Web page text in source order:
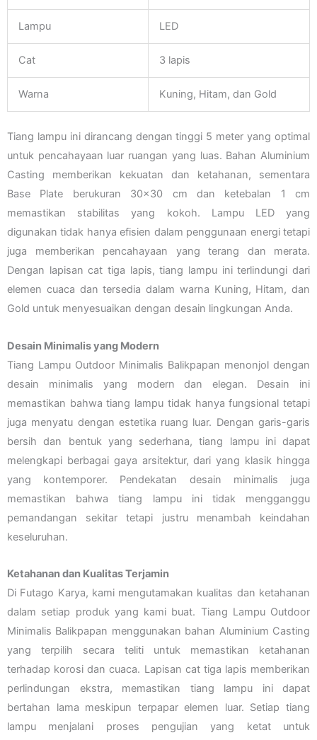
Lampu LED
Cat 3 lapis
Warna Kuning, Hitam, dan Gold
Tiang lampu ini dirancang dengan tinggi 5 meter yang optimal
untuk pencahayaan luar ruangan yang luas. Bahan Aluminium
Casting memberikan kekuatan dan ketahanan, sementara
Base Plate berukuran 30×30 cm dan ketebalan 1 cm
memastikan stabilitas yang kokoh. Lampu LED yang
digunakan tidak hanya efisien dalam penggunaan energi tetapi
juga memberikan pencahayaan yang terang dan merata.
Dengan lapisan cat tiga lapis, tiang lampu ini terlindungi dari
elemen cuaca dan tersedia dalam warna Kuning, Hitam, dan
Gold untuk menyesuaikan dengan desain lingkungan Anda.
Desain Minimalis yang Modern
Tiang Lampu Outdoor Minimalis Balikpapan menonjol dengan
desain minimalis yang modern dan elegan. Desain ini
memastikan bahwa tiang lampu tidak hanya fungsional tetapi
juga menyatu dengan estetika ruang luar. Dengan garis-garis
bersih dan bentuk yang sederhana, tiang lampu ini dapat
melengkapi berbagai gaya arsitektur, dari yang klasik hingga
yang kontemporer. Pendekatan desain minimalis juga
memastikan bahwa tiang lampu ini tidak mengganggu
pemandangan sekitar tetapi justru menambah keindahan
keseluruhan.
Ketahanan dan Kualitas Terjamin
Di Futago Karya, kami mengutamakan kualitas dan ketahanan
dalam setiap produk yang kami buat. Tiang Lampu Outdoor
Minimalis Balikpapan menggunakan bahan Aluminium Casting
yang terpilih secara teliti untuk memastikan ketahanan
terhadap korosi dan cuaca. Lapisan cat tiga lapis memberikan
perlindungan ekstra, memastikan tiang lampu ini dapat
bertahan lama meskipun terpapar elemen luar. Setiap tiang
lampu menjalani proses pengujian yang ketat untuk